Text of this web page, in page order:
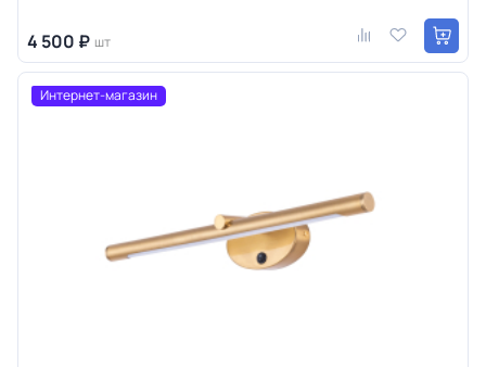
4 500 ₽ шт
Интернет-магазин